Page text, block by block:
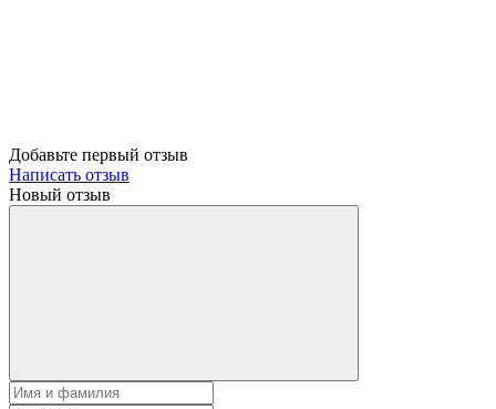
Добавьте первый отзыв
Написать отзыв
Новый отзыв